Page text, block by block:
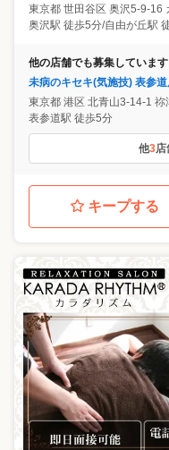
東京都 世田谷区 奥沢5-9-16
奥沢駅 徒歩5分/自由が丘駅
他の店舗でも募集しています
未病のキセキ(気施技) 表参
東京都 港区 北青山3-14-1 祢
表参道駅 徒歩5分
他3店
キープする